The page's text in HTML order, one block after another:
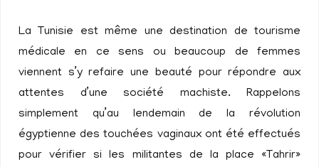
La Tunisie est même une destination de tourisme
médicale en ce sens ou beaucoup de femmes
viennent s’y refaire une beauté pour répondre aux
attentes d’une société machiste. Rappelons
simplement qu’au lendemain de la révolution
égyptienne des touchées vaginaux ont été effectués
pour vérifier si les militantes de la place «Tahrir»